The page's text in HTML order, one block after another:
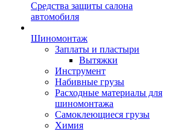
Средства защиты салона
автомобиля
Шиномонтаж
Заплаты и пластыри
Вытяжки
Инструмент
Набивные грузы
Расходные материалы для
шиномонтажа
Самоклеющиеся грузы
Химия